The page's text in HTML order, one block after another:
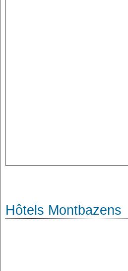
Hôtels Montbazens